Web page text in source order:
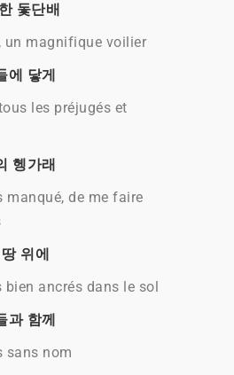
돛단배
un magnifique voilier
에 닿게
les préjugés et
헹가래
manqué, de me faire
위에
bien ancrés dans le sol
과 함께
sans nom